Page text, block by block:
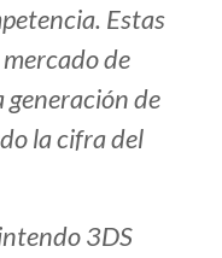
Estas
de
de
la cifra del
3DS